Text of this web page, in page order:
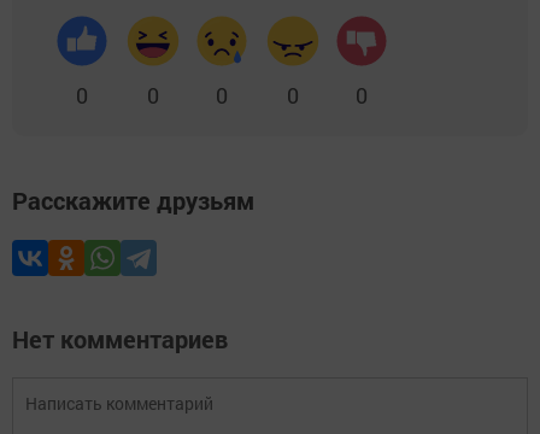
0 0 0 0 0
Расскажите друзьям
Нет комментариев